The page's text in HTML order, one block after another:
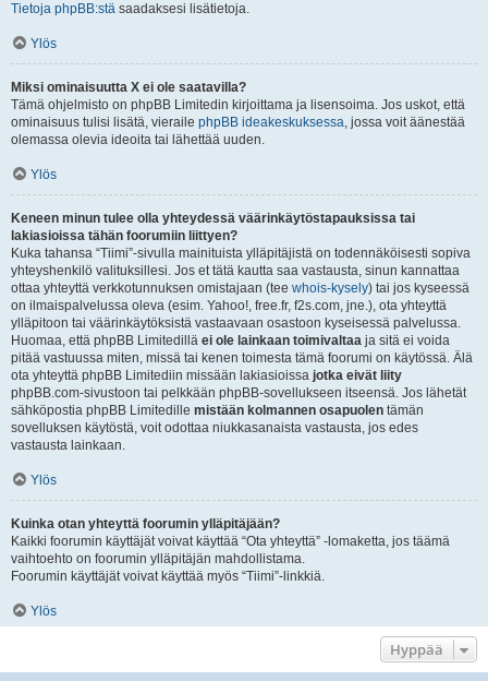
Tietoja phpBB:stä saadaksesi lisätietoja.
Ylös
Miksi ominaisuutta X ei ole saatavilla?
Tämä ohjelmisto on phpBB Limitedin kirjoittama ja lisensoima. Jos uskot, että
ominaisuus tulisi lisätä, vieraile phpBB ideakeskuksessa, jossa voit äänestää
olemassa olevia ideoita tai lähettää uuden.
Ylös
Keneen minun tulee olla yhteydessä väärinkäytöstapauksissa tai
lakiasioissa tähän foorumiin liittyen?
Kuka tahansa “Tiimi”-sivulla mainituista ylläpitäjistä on todennäköisesti sopiva
yhteyshenkilö valituksillesi. Jos et tätä kautta saa vastausta, sinun kannattaa
ottaa yhteyttä verkkotunnuksen omistajaan (tee whois-kysely) tai jos kyseessä
on ilmaispalvelussa oleva (esim. Yahoo!, free.fr, f2s.com, jne.), ota yhteyttä
ylläpitoon tai väärinkäytöksistä vastaavaan osastoon kyseisessä palvelussa.
Huomaa, että phpBB Limitedillä ei ole lainkaan toimivaltaa ja sitä ei voida
pitää vastuussa miten, missä tai kenen toimesta tämä foorumi on käytössä. Älä
ota yhteyttä phpBB Limitediin missään lakiasioissa jotka eivät liity
phpBB.com-sivustoon tai pelkkään phpBB-sovellukseen itseensä. Jos lähetät
sähköpostia phpBB Limitedille mistään kolmannen osapuolen tämän
sovelluksen käytöstä, voit odottaa niukkasanaista vastausta, jos edes
vastausta lainkaan.
Ylös
Kuinka otan yhteyttä foorumin ylläpitäjään?
Kaikki foorumin käyttäjät voivat käyttää “Ota yhteyttä” -lomaketta, jos täämä
vaihtoehto on foorumin ylläpitäjän mahdollistama.
Foorumin käyttäjät voivat käyttää myös “Tiimi”-linkkiä.
Ylös
Hyppää